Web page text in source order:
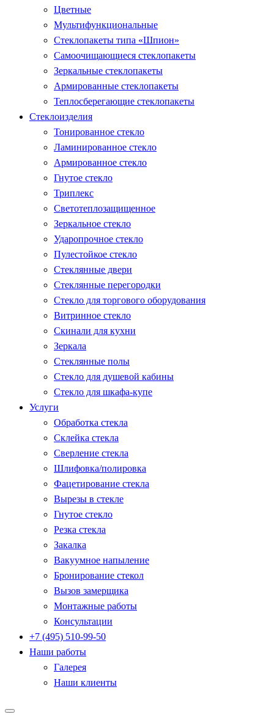
Цветные
Мультифункциональные
Стеклопакеты типа «Шпион»
Самоочищающиеся стеклопакеты
Зеркальные стеклопакеты
Армированные стеклопакеты
Теплосберегающие стеклопакеты
Стеклоизделия
Тонированное стекло
Ламинированное стекло
Армированное стекло
Гнутое стекло
Триплекс
Светотеплозащищенное
Зеркальное стекло
Ударопрочное стекло
Пулестойкое стекло
Стеклянные двери
Стеклянные перегородки
Стекло для торгового оборудования
Витринное стекло
Скинали для кухни
Зеркала
Стеклянные полы
Стекло для душевой кабины
Стекло для шкафа-купе
Услуги
Обработка стекла
Склейка стекла
Сверление стекла
Шлифовка/полировка
Фацетирование стекла
Вырезы в стекле
Гнутое стекло
Резка стекла
Закалка
Вакуумное напыление
Бронирование стекол
Вызов замерщика
Монтажные работы
Консультации
+7 (495) 510-99-50
Наши работы
Галерея
Наши клиенты